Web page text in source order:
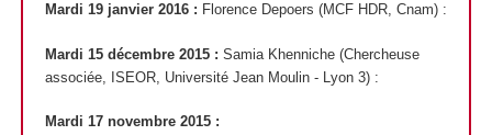
Mardi 19 janvier 2016 : Florence Depoers (MCF HDR, Cnam) :
Mardi 15 décembre 2015 : Samia Khenniche (Chercheuse
associée, ISEOR, Université Jean Moulin - Lyon 3) :
Mardi 17 novembre 2015 :